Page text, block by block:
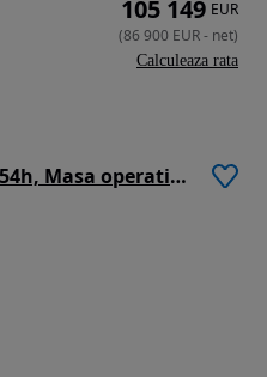
Hitachi ZX250-6, 2019, 6.254h, Masa operationala 27,1tone, cupa NOUA 1,55mc, cupla rapida, lant 80% bun doar 1.109h deplasare, consum mediu 12,5l/h, ad sapare 7m, camera spate si laterale, ridica 16,2 avertizare antirasturnare, 3 pompe hidr, PROMOTIE 86.900
105 149 EUR
(86 900 EUR- net)
Calculeaza rata